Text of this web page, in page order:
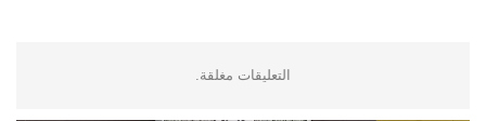
التعليقات مغلقة.